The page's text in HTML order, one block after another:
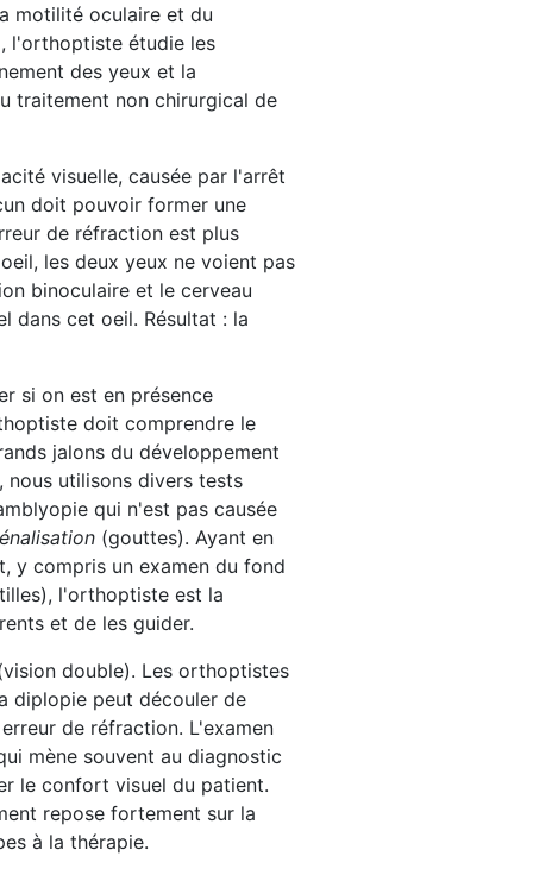
motilité oculaire et du
l'orthoptiste étudie les
des yeux et la
traitement non chirurgical de
visuelle, causée par l'arrêt
doit pouvoir former une
de réfraction est plus
les deux yeux ne voient pas
binoculaire et le cerveau
dans cet oeil. Résultat : la
si on est en présence
doit comprendre le
jalons du développement
nous utilisons divers tests
qui n'est pas causée
(gouttes). Ayant en
y compris un examen du fond
l'orthoptiste est la
et de les guider.
double). Les orthoptistes
diplopie peut découler de
de réfraction. L'examen
mène souvent au diagnostic
le confort visuel du patient.
repose fortement sur la
à la thérapie.